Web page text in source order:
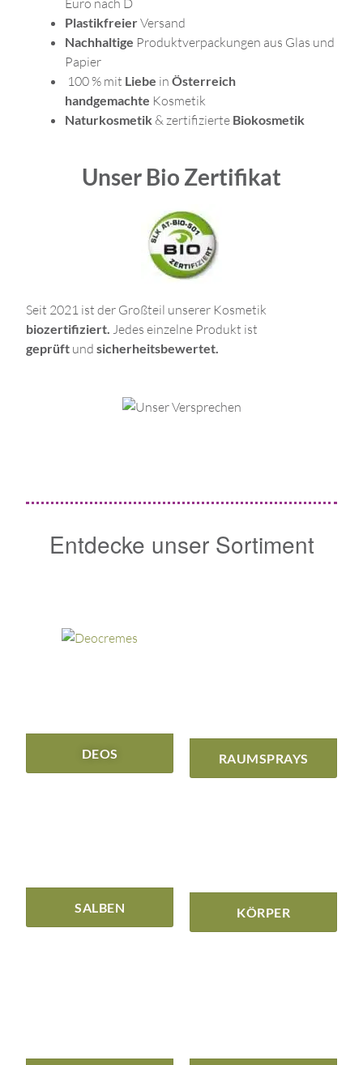
Euro nach D
PlastikfreierVersand
Nachhaltige Produktverpackungen aus Glas und
Papier
100 % mit Liebe in Österreich
handgemachte Kosmetik
Naturkosmetik & zertifizierte Biokosmetik
Unser Bio Zertifikat
Seit 2021 ist der Großteil unserer Kosmetik
biozertifiziert. Jedes einzelne Produkt ist
geprüft und sicherheitsbewertet.
Entdecke unser Sortiment
DEOS
SALBEN
RAUMSPRAYS
KÖRPER